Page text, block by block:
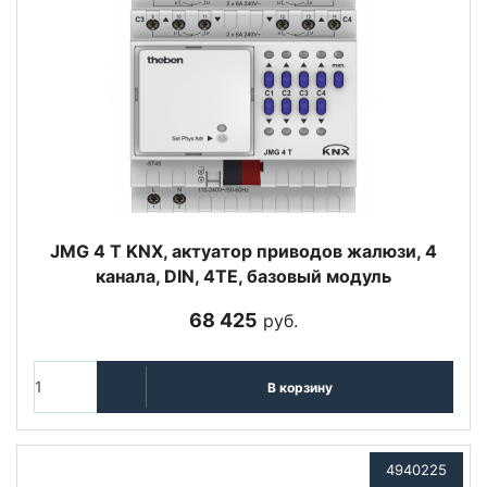
JMG 4 T KNX, актуатор приводов жалюзи, 4
канала, DIN, 4TE, базовый модуль
68 425 руб.
В корзину
4940225